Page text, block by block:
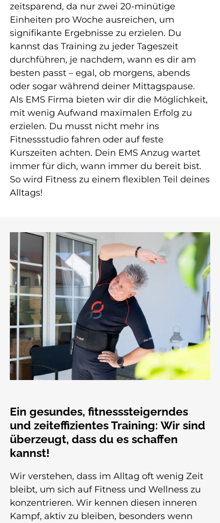
zeitsparend, da nur zwei 20-minütige
Einheiten pro Woche ausreichen, um
signifikante Ergebnisse zu erzielen. Du
kannst das Training zu jeder Tageszeit
durchführen, je nachdem, wann es dir am
besten passt – egal, ob morgens, abends
oder sogar während deiner Mittagspause.
Als EMS Firma bieten wir dir die Möglichkeit,
mit wenig Aufwand maximalen Erfolg zu
erzielen. Du musst nicht mehr ins
Fitnessstudio fahren oder auf feste
Kurszeiten achten. Dein EMS Anzug wartet
immer für dich, wann immer du bereit bist.
So wird Fitness zu einem flexiblen Teil deines
Alltags!
Ein gesundes, fitnesssteigerndes
und zeiteffizientes Training: Wir sind
überzeugt, dass du es schaffen
kannst!
Wir verstehen, dass im Alltag oft wenig Zeit
bleibt, um sich auf Fitness und Wellness zu
konzentrieren. Wir kennen diesen inneren
Kampf, aktiv zu bleiben, besonders wenn